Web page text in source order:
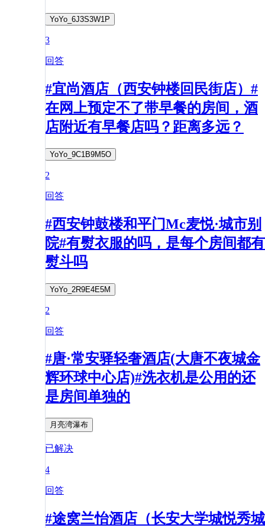
YoYo_6J3S3W1P
3
回答
#宜尚酒店（西安钟楼回民街店）#
在网上预定不了带早餐的房间，酒
店附近有早餐店吗？距离多远？
YoYo_9C1B9M5O
2
回答
#西安钟鼓楼和平门Mc麦悦·城市别
院#有熨衣服的吗，是每个房间都有
熨斗吗
YoYo_2R9E4E5M
2
回答
#唐·常安驿轻奢酒店(大唐不夜城金
辉环球中心店)#洗衣机是公用的还
是房间单独的
月亮湾瀑布
已解决
4
回答
#途窝兰怡酒店（长安大学城悦秀城